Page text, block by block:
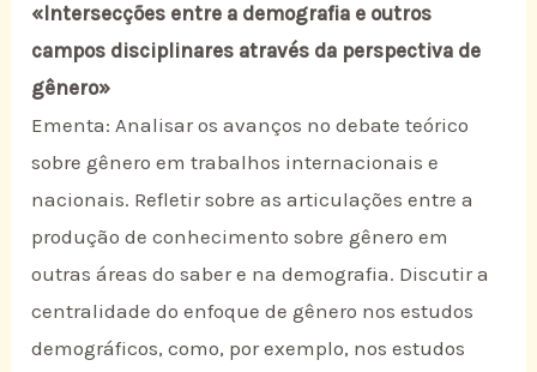
«Intersecções entre a demografia e outros
campos disciplinares através da perspectiva de
gênero»
Ementa: Analisar os avanços no debate teórico
sobre gênero em trabalhos internacionais e
nacionais. Refletir sobre as articulações entre a
produção de conhecimento sobre gênero em
outras áreas do saber e na demografia. Discutir a
centralidade do enfoque de gênero nos estudos
demográficos, como, por exemplo, nos estudos